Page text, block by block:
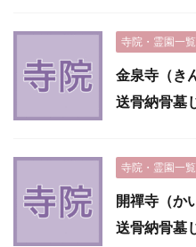
寺院・霊園一覧
金泉寺（き
送骨納骨墓
寺院・霊園一覧
開禪寺（か
送骨納骨墓